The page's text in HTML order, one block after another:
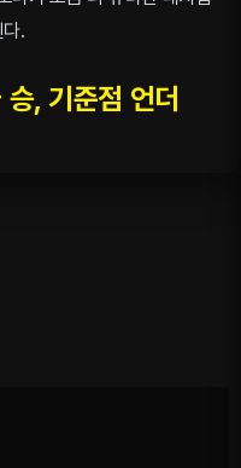
.
, 기준점 언더